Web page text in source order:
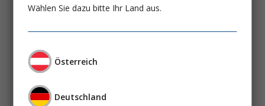
Philipp Russ
Prof. Dr. Ivica Grgic
Sauerstoffsensorfunktion der Nieren
Wählen Sie dazu bitte Ihr Land aus.
Österreich
Deutschland